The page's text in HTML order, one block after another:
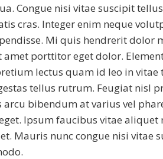
Congue nisi vitae suscipit
cras. Integer enim neque
Mi quis hendrerit dolor
porttitor eget dolor.
lectus quam id leo in vitae
tellus rutrum. Feugiat nisl
bibendum at varius vel
Ipsum faucibus vitae aliquet
Mauris nunc congue nisi vitae